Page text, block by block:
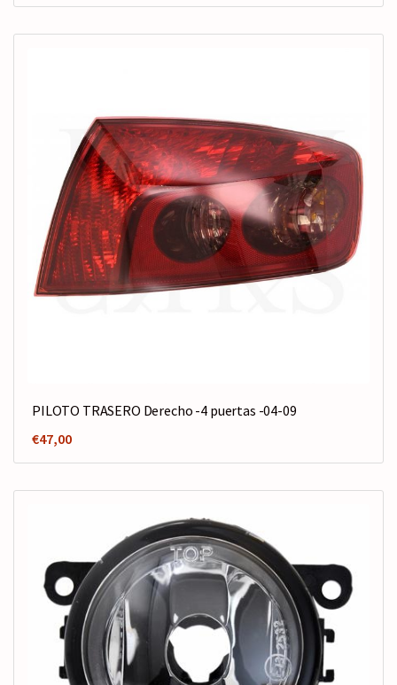
PILOTO TRASERO Derecho -4 puertas -04-09
€47,00